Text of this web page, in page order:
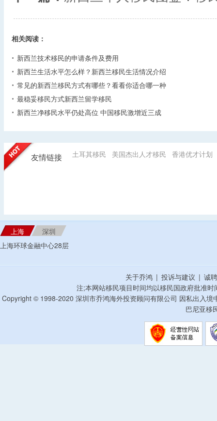
相关阅读：
新西兰技术移民的申请条件及费用
新西兰生活水平怎么样？新西兰移民生活情况介绍
常见的新西兰移民方式有哪些？看看你适合哪一种
最稳妥移民方式新西兰留学移民
新西兰净移民水平仍处高位 中国移民激增近三成
友情链接 土耳其移民 美国杰出人才移民 香港优才计划
上海
深圳
上海环球金融中心28层
关于乔鸿 | 投诉与建议 | 诚
注;本网站移民项目时间均以移民国政府批准
Copyright © 1998-2020 深圳市乔鸿海外投资顾问有限公司 因私出入
巴尼亚移